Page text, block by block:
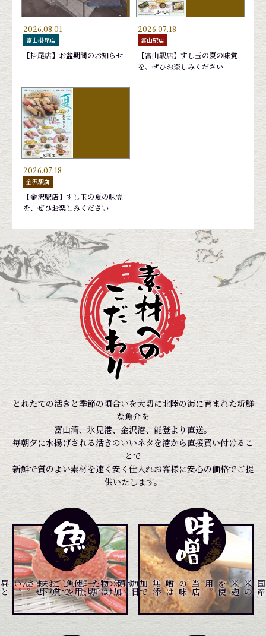
おま
おす
440円
天然
1,760円
お勧
2,090
2026.08.01
富山掛尾店
【掛尾店】お盆期間のお知らせ
2026.07.18
富山駅店
【富山駅店】すし玉の夏の味覚
を、ぜひお楽しみください
2026.07.18
金沢駅店
【金沢駅店】すし玉の夏の味覚
を、ぜひお楽しみください
とれたての活きと季節の頃合いを大切に北陸の海に育まれた新鮮
な魚介を
富山湾、氷見港、金沢港、能登より直送。
毎朝夕に水揚げされる活きのいいネタを港から直接買い付けるこ
とで
新鮮で質のよい素材を速く安く仕入れお客様に安心の価格でご提
供いたします。
石
川
県
、
富
山
県
の
港
や
市
場
よ
り
毎
日
買
い
つ
け
た
新
鮮
な
魚
を
ご
賞
味
下
さい
。
す 。
当
店
の
味
噌
は
無
添
加
で
す
。
添
加
物
は
一
切
使
用
し
て
お
り
ま
せ
ん
。